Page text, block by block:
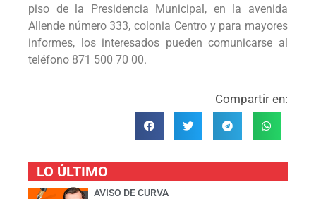
piso de la Presidencia Municipal, en la avenida
Allende número 333, colonia Centro y para mayores
informes, los interesados pueden comunicarse al
teléfono 871 500 70 00.
Compartir en:
LO ÚLTIMO
AVISO DE CURVA